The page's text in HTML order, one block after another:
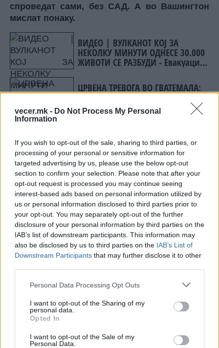
vecer.mk - Do Not Process My Personal
Information
If you wish to opt-out of the sale, sharing to third parties, or
processing of your personal or sensitive information for
targeted advertising by us, please use the below opt-out
section to confirm your selection. Please note that after your
opt-out request is processed you may continue seeing
interest-based ads based on personal information utilized by
us or personal information disclosed to third parties prior to
your opt-out. You may separately opt-out of the further
disclosure of your personal information by third parties on the
IAB’s list of downstream participants. This information may
also be disclosed by us to third parties on the IAB’s List of
Downstream Participants that may further disclose it to other
Personal Data Processing Opt Outs
I want to opt-out of the Sharing of my
personal data.
Opted In
I want to opt-out of the Sale of my
Personal Data.
спроведат сами, без САД. А во Вашингтон
мислат понаку.
ВИДЕО | ВУЛКАНОТ КОЈ ЗА
НЕКОЛКУ МИНУТИ ОДНЕСЕ 30.000
ЖИВОТИ СЕ РАЗБУДИ - Евакуации
и највисок степен на тревога во
Гватемала
ЦРВЕНА ТРЕВОГА ВО ГВАТЕМАЛА:
Се разбуди вулканот Фуего
рускиот претседател Владимир Путин, Трамп
нагласи дека Русија има значаен нуклеарен
потенцијал, што мора да се земе предвид.
Тие исто така имаат големо нуклеарно
присуство. Тоа треба да се почитува“, рече
американскиот лидер.
Трамп оцени дека Русија е „моќна земја“, за
разлика од Украина, и го советуваше Киев да
постигне договор со Москва. „Направете го
тоа. Направете договор. Ние треба да
направиме договор. Русија е многу моќна
сила, а тие (Украина) не се“, рече Трамп во
интервју.
прилагодат, а Зеленски во понеделник е
повикан во Вашингтон да му се каже што
веќе себе да се смета за бивш претседател